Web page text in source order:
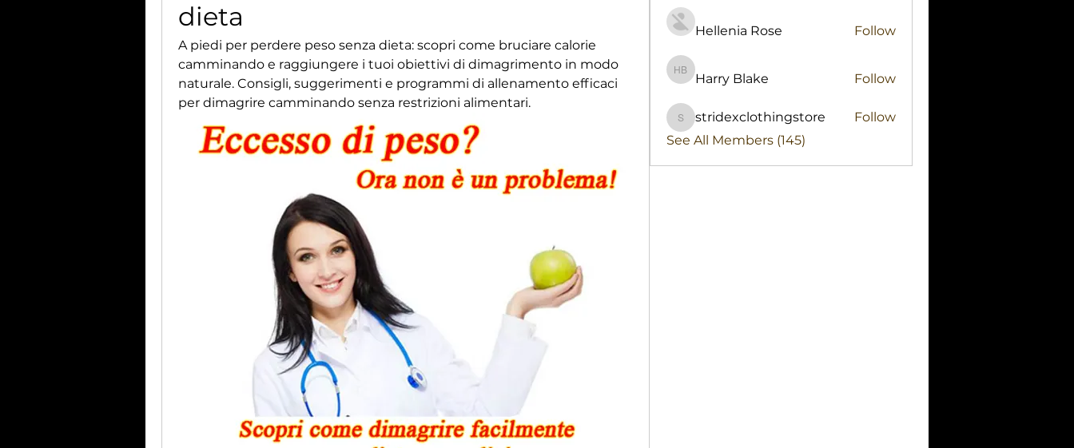
dieta
A piedi per perdere peso senza dieta: scopri come bruciare calorie
camminando e raggiungere i tuoi obiettivi di dimagrimento in modo
naturale. Consigli, suggerimenti e programmi di allenamento efficaci
per dimagrire camminando senza restrizioni alimentari.
Hellenia Rose Follow
Harry Blake
Harry Blake Follow
stridexclothingstore
stridexclothingstore
Follow
See All Members (145)